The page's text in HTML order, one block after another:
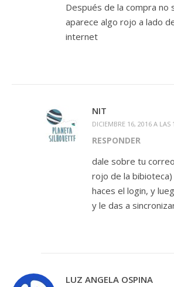
Después de la compra no
aparece algo rojo a lado
internet
NIT
DICIEMBRE 16, 2016 A LAS
RESPONDER
dale sobre tu
rojo de la
haces el login, y
y le das a
LUZ ANGELA OSPINA